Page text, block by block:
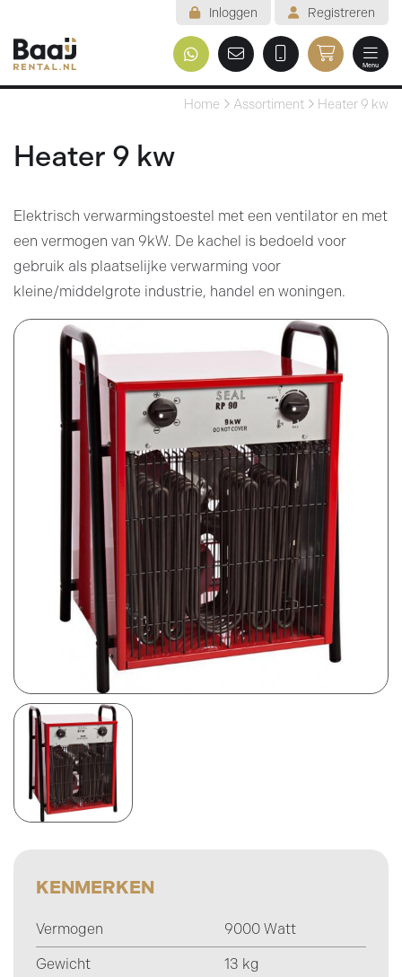
Welkom
Voorwaarden
Contact
Mijn reservering
Prijsweergave
incl. btw excl. btw
Inloggen Registreren
Menu
Home Assortiment Heater 9 kw
Heater 9 kw
Elektrisch verwarmingstoestel met een ventilator en met
een vermogen van 9kW. De kachel is bedoeld voor
gebruik als plaatselijke verwarming voor
kleine/middelgrote industrie, handel en woningen.
KENMERKEN
Vermogen 9000 Watt
Gewicht 13 kg